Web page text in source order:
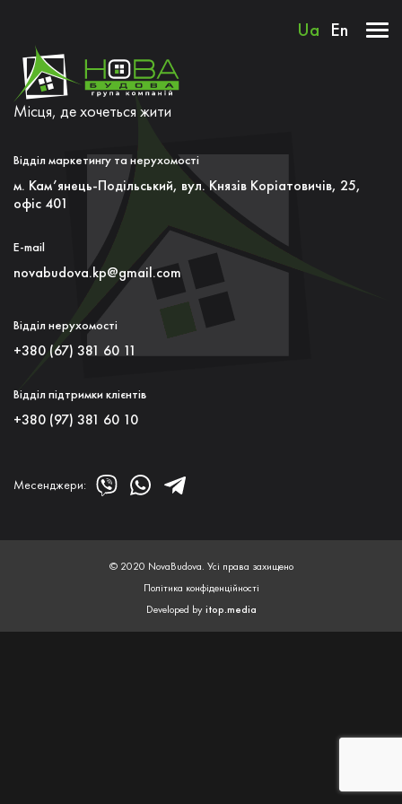
Ua En
Месенджери:
Місця, де хочеться жити
Відділ маркетингу та нерухомості
м. Кам’янець-Подільський, вул. Князiв Коріатовичів, 25,
офiс 401
E-mail
novabudova.kp@gmail.com
Відділ нерухомості
+380 (67) 381 60 11
Відділ підтримки клієнтів
+380 (97) 381 60 10
© 2020 NovaBudova. Усі права захищено
Політика конфіденційності
Developed by itop.media